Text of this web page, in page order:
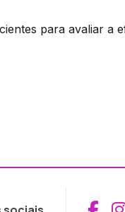
para avaliar a